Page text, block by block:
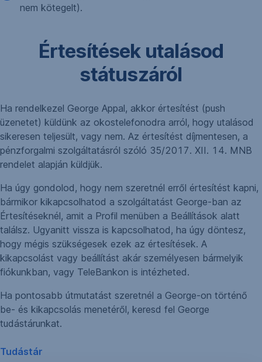
nem kötegelt).
Értesítések utalásod
státuszáról
Ha rendelkezel George Appal, akkor értesítést (push
üzenetet) küldünk az okostelefonodra arról, hogy utalásod
sikeresen teljesült, vagy nem. Az értesítést díjmentesen, a
pénzforgalmi szolgáltatásról szóló 35/2017. XII. 14. MNB
rendelet alapján küldjük.
Ha úgy gondolod, hogy nem szeretnél erről értesítést kapni,
bármikor kikapcsolhatod a szolgáltatást George-ban az
Értesítéseknél, amit a Profil menüben a Beállítások alatt
találsz. Ugyanitt vissza is kapcsolhatod, ha úgy döntesz,
hogy mégis szükségesek ezek az értesítések. A
kikapcsolást vagy beállítást akár személyesen bármelyik
fiókunkban, vagy TeleBankon is intézheted.
Ha pontosabb útmutatást szeretnél a George-on történő
be- és kikapcsolás menetéről, keresd fel George
tudástárunkat.
Tudástár